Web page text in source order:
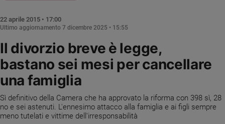
Chiesa
e
spiritualità
Devozione
e
fede
Parola
Il divorzio breve è legge,
bastano sei mesi per cancellare
una famiglia
Sì definitivo della Camera che ha approvato la riforma con 398 sì, 28
no e sei astenuti. L'ennesimo attacco alla famiglia e ai figli sempre
meno tutelati e vittime dell'irresponsabilità
22 aprile 2015 • 17:00
Ultimo aggiornamento 7 dicembre 2025 • 15:55